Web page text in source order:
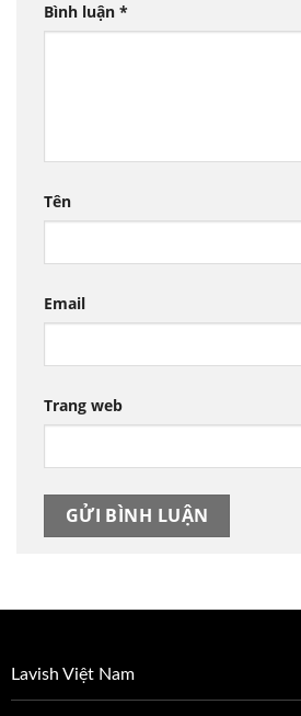
Bình luận *
Tên
Email
Trang web
Lavish Việt Nam